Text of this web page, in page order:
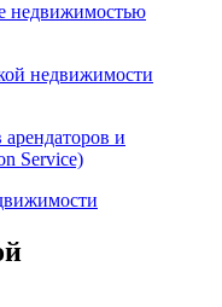
недвижимостью
недвижимости
и
Service)